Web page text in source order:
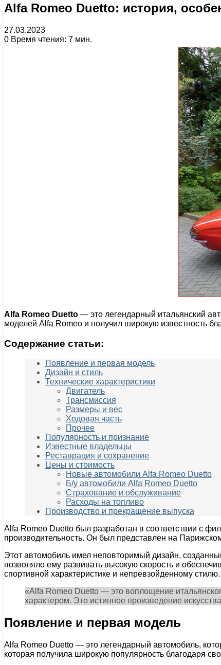
Alfa Romeo Duetto: история,
27.03.2023
0 Время чтения: 7 мин.
Alfa Romeo Duetto — это легендарный итальянский
моделей Alfa Romeo и получил широкую известность
Содержание статьи:
Появление и первая модель
Дизайн и стиль
Технические характеристики
Двигатель
Трансмиссия
Размеры и вес
Ходовая часть
Прочее
Популярность и признание
Известные владельцы
Реставрация и сохранение
Цены и стоимость
Новые автомобили Alfa Romeo Duetto
Б/у автомобили Alfa Romeo Duetto
Страхование и обслуживание
Расходы на топливо
Производство и прекращение выпуска
Alfa Romeo Duetto был разработан в соответствии с
производительность. Он был представлен на
Этот автомобиль имел неповторимый дизайн,
позволяло ему развивать высокую скорость и
спортивной характеристике и непревзойденному стилю.
«Alfa Romeo Duetto — это воплощение
характером. Это истинное произведение
Появление и первая модель
Alfa Romeo Duetto — это легендарный автомобиль,
которая получила широкую популярность благодаря